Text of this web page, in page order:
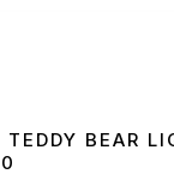
BEAR